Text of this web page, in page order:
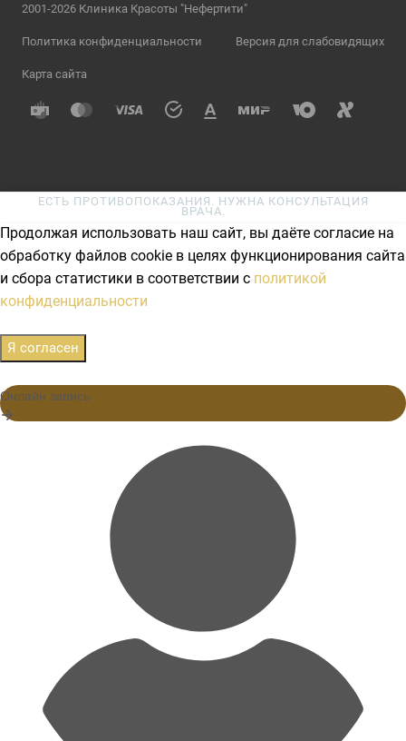
2001-2026 Клиника Красоты "Нефертити"
Политика конфиденциальности Версия для слабовидящих
Карта сайта
ЕСТЬ ПРОТИВОПОКАЗАНИЯ. НУЖНА КОНСУЛЬТАЦИЯ
ВРАЧА.
Продолжая использовать наш сайт, вы даёте согласие на
обработку файлов cookie в целях функционирования сайта
и сбора статистики в соответствии с политикой
конфиденциальности
Я согласен